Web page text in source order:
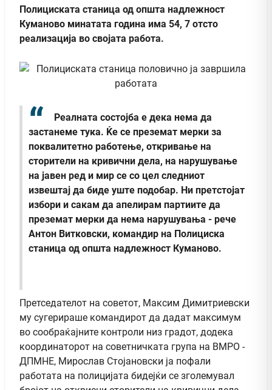
Полициската станица од општа надлежност
Куманово минатата година има 54, 7 отсто
реализација во својата работа.
Реалната состојба е дека нема да
застанеме тука. Ќе се преземат мерки за
поквалитетно работење, откривање на
сторители на кривични дела, на нарушување
на јавен ред и мир се со цел следниот
извештај да биде уште подобар. Ни претстојат
избори и сакам да апелирам партиите да
преземат мерки да нема нарушувања - рече
Антон Витковски, командир на Полициска
станица од општа надлежност Куманово.
Претседателот на советот, Максим Димитриевски
му сугерираше командирот да дадат максимум
во сообраќајните контроли низ градот, додека
координаторот на советничката група на ВМРО -
ДПМНЕ, Мирослав Стојановски ја пофали
работата на полицијата бидејќи се зголемувал